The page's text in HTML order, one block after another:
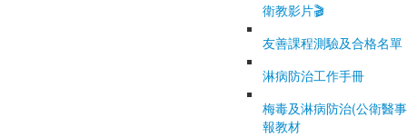
衛教影片🎬
友善課程測驗及合格名單
淋病防治工作手冊
梅毒及淋病防治(公衛醫
報教材